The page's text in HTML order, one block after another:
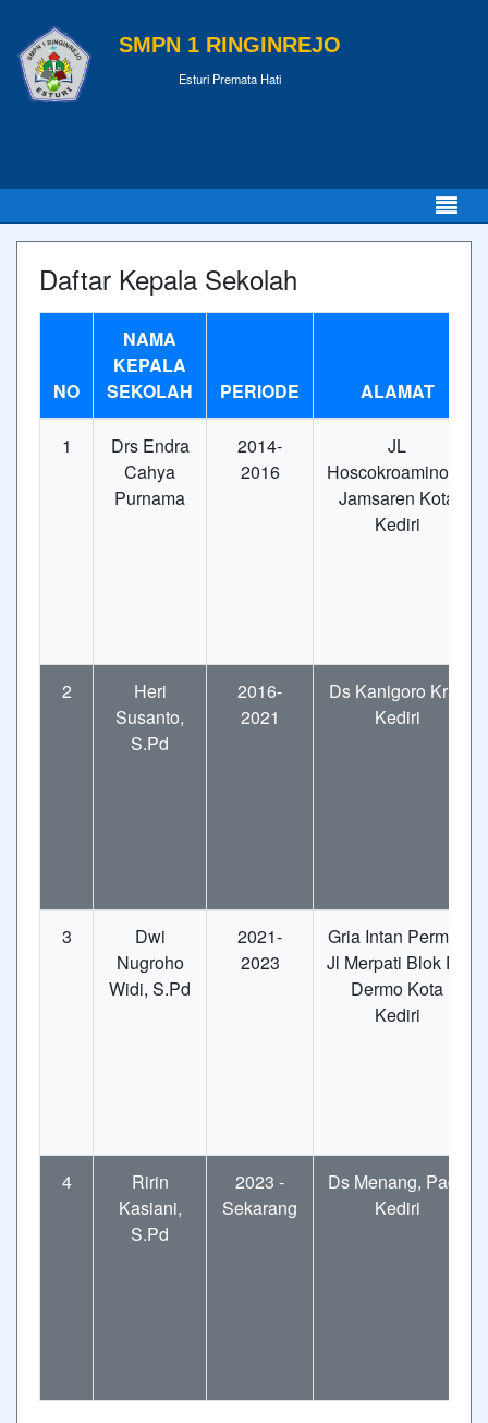
SMPN 1 RINGINREJO
Esturi Premata Hati
Daftar Kepala Sekolah
NO
NAMA
KEPALA
SEKOLAH
PERIODE ALAMAT
1
Drs Endra
Cahya
Purnama
2014-
2016
JL
Hoscokroaminoto,
Jamsaren Kota
Kediri
2
Heri
Susanto,
S.Pd
2016-
2021
Ds Kanigoro Kras
Kediri
3
Dwi
Nugroho
Widi, S.Pd
2021-
2023
Gria Intan Permai,
Jl Merpati Blok FF
Dermo Kota
Kediri
4
Ririn
Kasiani,
S.Pd
2023 -
Sekarang
Ds Menang, Pagu
Kediri